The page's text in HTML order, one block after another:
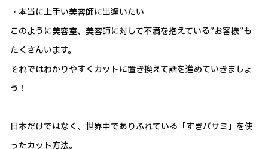
・本当に上手い美容師に出逢いたい
このように美容室、美容師に対して不満を抱えている”お客様”も
たくさんいます。
それではわかりやすくカットに置き換えて話を進めていきましょ
う！
日本だけではなく、世界中でありふれている「すきバサミ」を使
ったカット方法。